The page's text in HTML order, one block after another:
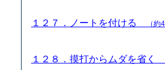
１２７．ノートを付ける （約
１２８．摸打からムダを省く